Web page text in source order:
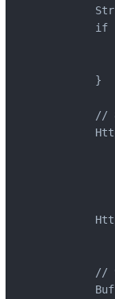
if
        }
//
//